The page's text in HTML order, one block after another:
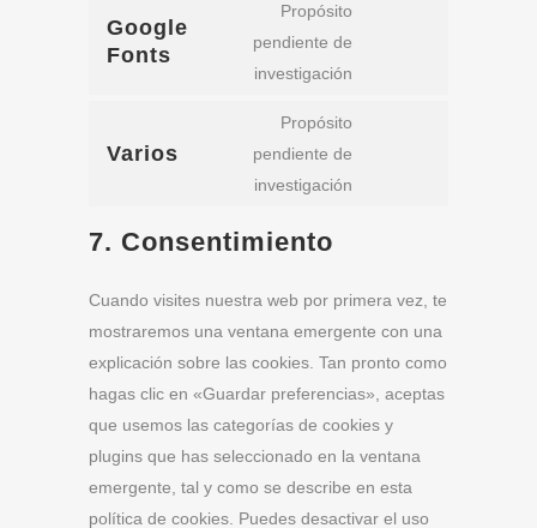
Google
Fonts
Propósito
pendiente de
investigación
Varios
Propósito
pendiente de
investigación
7. Consentimiento
Cuando visites nuestra web por primera vez, te
mostraremos una ventana emergente con una
explicación sobre las cookies. Tan pronto como
hagas clic en «Guardar preferencias», aceptas
que usemos las categorías de cookies y
plugins que has seleccionado en la ventana
emergente, tal y como se describe en esta
política de cookies. Puedes desactivar el uso